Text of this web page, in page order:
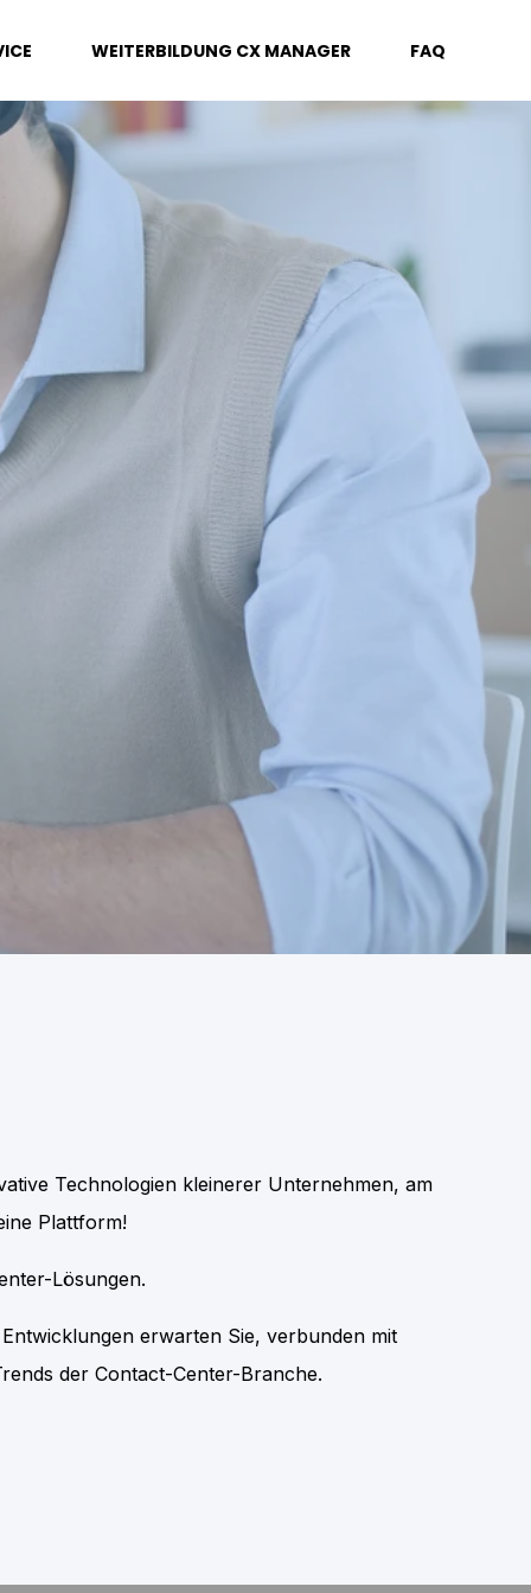
WEITERBILDUNG CX MANAGER FAQ
Technologien kleinerer Unternehmen, am
Plattform!
Lösungen.
erwarten Sie, verbunden mit
der Contact-Center-Branche.